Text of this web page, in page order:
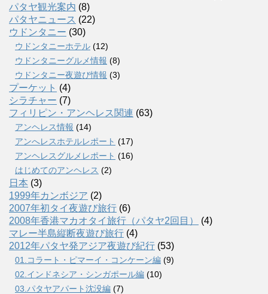
パタヤ観光案内 (8)
パタヤニュース (22)
ウドンタニー (30)
ウドンタニーホテル (12)
ウドンタニーグルメ情報 (8)
ウドンタニー夜遊び情報 (3)
プーケット (4)
シラチャー (7)
フィリピン・アンヘレス関連 (63)
アンヘレス情報 (14)
アンへレスホテルレポート (17)
アンヘレスグルメレポート (16)
はじめてのアンヘレス (2)
日本 (3)
1999年カンボジア (2)
2007年初タイ夜遊び旅行 (6)
2008年香港マカオタイ旅行（パタヤ2回目）
(4)
マレー半島縦断夜遊び旅行 (4)
2012年パタヤ発アジア夜遊び紀行 (53)
01.コラート・ピマーイ・コンケーン編 (9)
02.インドネシア・シンガポール編 (10)
03.パタヤアパート沈没編 (7)